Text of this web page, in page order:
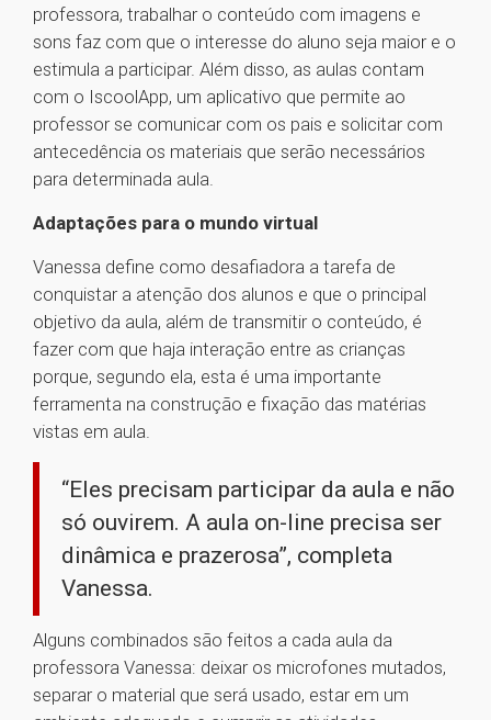
professora, trabalhar o conteúdo com imagens e
sons faz com que o interesse do aluno seja maior e o
estimula a participar. Além disso, as aulas contam
com o IscoolApp, um aplicativo que permite ao
professor se comunicar com os pais e solicitar com
antecedência os materiais que serão necessários
para determinada aula.
Adaptações para o mundo virtual
Vanessa define como desafiadora a tarefa de
conquistar a atenção dos alunos e que o principal
objetivo da aula, além de transmitir o conteúdo, é
fazer com que haja interação entre as crianças
porque, segundo ela, esta é uma importante
ferramenta na construção e fixação das matérias
vistas em aula.
“Eles precisam participar da aula e não
só ouvirem. A aula on-line precisa ser
dinâmica e prazerosa”, completa
Vanessa.
Alguns combinados são feitos a cada aula da
professora Vanessa: deixar os microfones mutados,
separar o material que será usado, estar em um